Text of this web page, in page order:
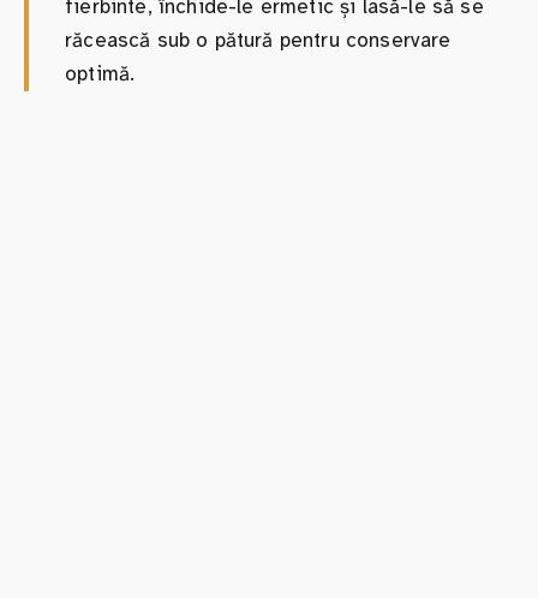
fierbinte, închide-le ermetic și lasă-le să se
răcească sub o pătură pentru conservare
optimă.